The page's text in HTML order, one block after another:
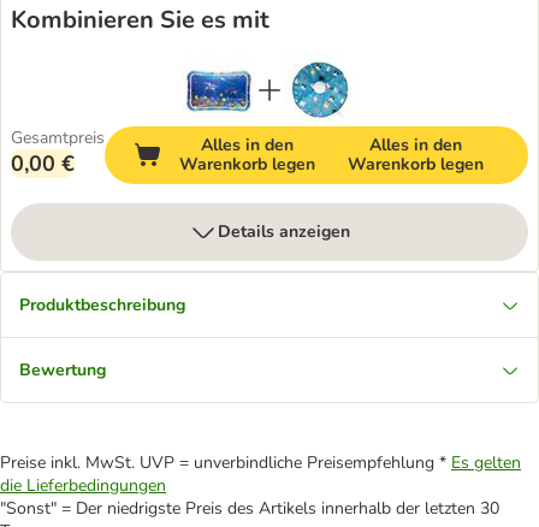
Kombinieren Sie es mit
Gesamtpreis
0,00 €
Alles in den
Warenkorb legen
Alles in den
Warenkorb legen
Details anzeigen
Produktbeschreibung
Bewertung
Preise inkl. MwSt. UVP = unverbindliche Preisempfehlung * Es gelten
die Lieferbedingungen
"Sonst" = Der niedrigste Preis des Artikels innerhalb der letzten 30